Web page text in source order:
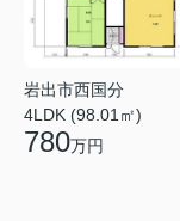
岩出市西国分
4LDK (98.01㎡)
780万円